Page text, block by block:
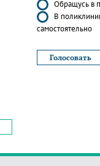
Обращусь в
В
самостоятельно